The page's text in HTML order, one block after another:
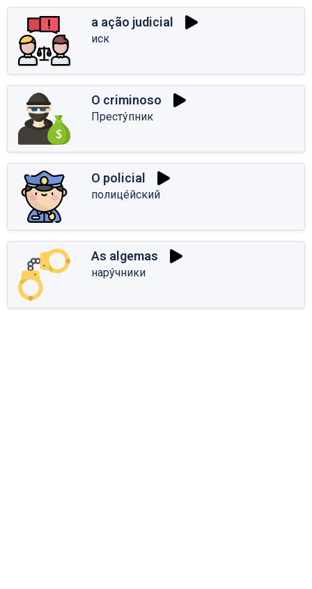
a ação judicial
иск
O criminoso
Престу́пник
O policial
полице́йский
As algemas
нару́чники